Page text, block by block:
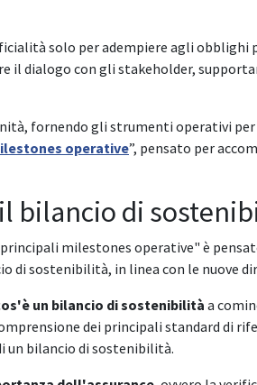
solo per adempiere agli
il dialogo con gli stakeholder,
fornendo gli strumenti operativi per
operative”, pensato per
bilancio di
milestones operative" è
di sostenibilità, in linea con le nuove
un bilancio di sostenibilità a
dei principali standard di
un bilancio di sostenibilità.